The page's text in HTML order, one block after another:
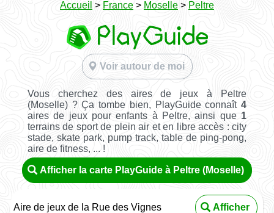
Accueil > France > Moselle > Peltre
Voir autour de moi
Vous cherchez des aires de jeux à Peltre
(Moselle) ? Ça tombe bien, PlayGuide connaît4
aires de jeux pour enfants à Peltre, ainsi que 1
terrains de sport de plein air et en libre accès : city
stade, skate park, pump track, table de ping-pong,
aire de fitness, ... !
Afficher la carte PlayGuide à Peltre (Moselle)
Aire de jeux de la Rue des Vignes Afficher